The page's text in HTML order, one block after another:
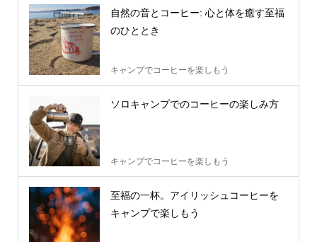
自然の音とコーヒー: 心と体を癒す至福
のひととき
キャンプでコーヒーを楽しもう
ソロキャンプでのコーヒーの楽しみ方
キャンプでコーヒーを楽しもう
至福の一杯。アイリッシュコーヒーを
キャンプで楽しもう